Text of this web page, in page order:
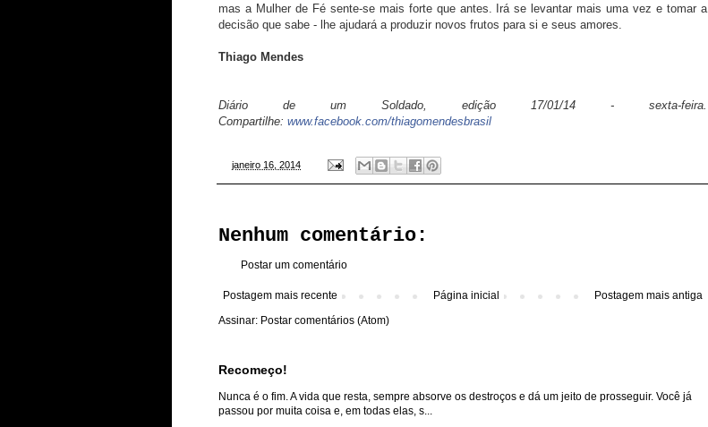
mas a Mulher de Fé sente-se mais forte que antes. Irá se levantar mais uma vez e tomar a
decisão que sabe - lhe ajudará a produzir novos frutos para si e seus amores.
Thiago Mendes
Diário de um Soldado, edição 17/01/14 - sexta-feira.
Compartilhe: www.facebook.com/thiagomendesbrasil
janeiro 16, 2014
Nenhum comentário:
Postar um comentário
Postagem mais recente Postagem mais antiga
Página inicial
Assinar: Postar comentários (Atom)
Recomeço!
Nunca é o fim. A vida que resta, sempre absorve os destroços e dá um jeito de prosseguir. Você já
passou por muita coisa e, em todas elas, s...